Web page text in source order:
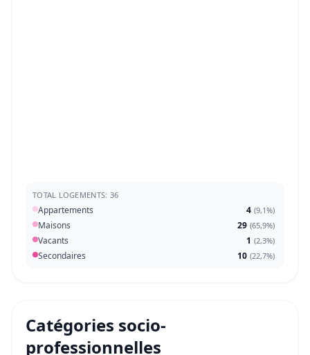
TOTAL LOGEMENTS: 36
Appartements 4 (9,1%)
Maisons 29 (65,9%)
Vacants 1 (2,3%)
Secondaires 10 (22,7%)
Catégories socio-
professionnelles